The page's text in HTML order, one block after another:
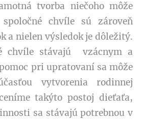
tvorba niečoho môže
chvíle sú zároveň
a nielen výsledok je dôležitý.
chvíle stávajú vzácnym a
pri upratovaní sa môže
vytvorenia rodinnej
takýto postoj dieťaťa,
sa stávajú potrebnou v